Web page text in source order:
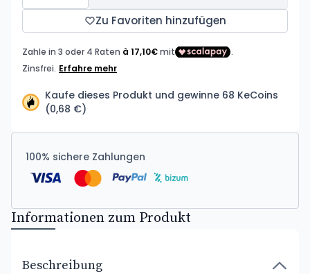
Zu Favoriten hinzufügen
Kaufe dieses Produkt und gewinne 68 KeCoins
(0,68 €)
100% sichere Zahlungen
Informationen zum Produkt
Beschreibung